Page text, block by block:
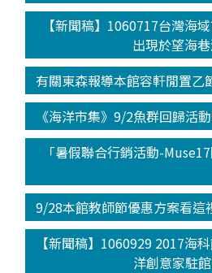
【新聞稿】1060717台灣海
出現於望海
有關東森報導本館容軒閒置乙
《海洋市集》9/2魚群回歸活
「暑假聯合行銷活動-
9/28本館教師節優惠方案看這
【新聞稿】1060929 2017海
洋創意家駐